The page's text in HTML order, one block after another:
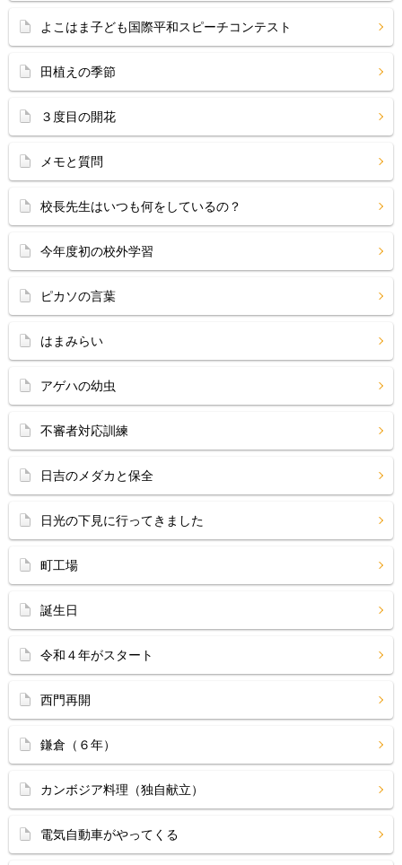
よこはま子ども国際平和スピーチコンテスト
田植えの季節
３度目の開花
メモと質問
校長先生はいつも何をしているの？
今年度初の校外学習
ピカソの言葉
はまみらい
アゲハの幼虫
不審者対応訓練
日吉のメダカと保全
日光の下見に行ってきました
町工場
誕生日
令和４年がスタート
西門再開
鎌倉（６年）
カンボジア料理（独自献立）
電気自動車がやってくる